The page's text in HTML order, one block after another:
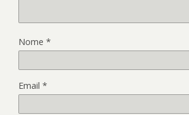
Nome *
Email *